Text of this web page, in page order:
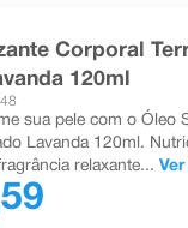
Corporal
120ml
sua pele com o Óleo
Lavanda 120ml.
relaxante...